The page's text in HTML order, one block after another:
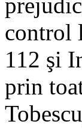
control
112 şi
prin